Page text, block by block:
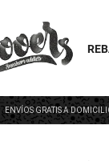
ENVÍOS GRATIS A